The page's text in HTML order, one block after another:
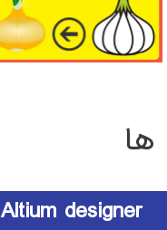
Altium designer